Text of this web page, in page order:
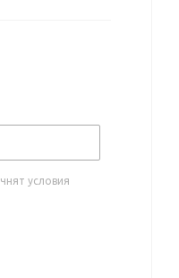
условия